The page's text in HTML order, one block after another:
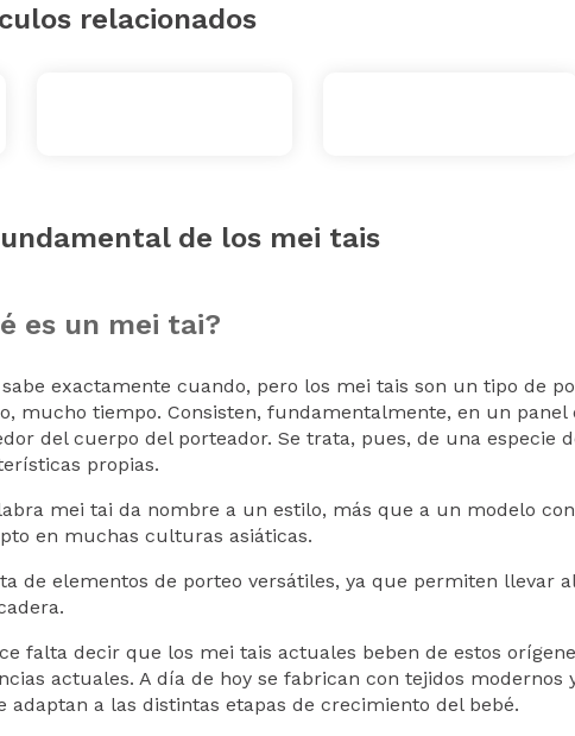
relacionados
de los mei tais
es un mei tai?
sabe exactamente cuando, pero los mei tais son un tipo de
mucho tiempo. Consisten, fundamentalmente, en un
del cuerpo del porteador. Se trata, pues, de una especie
propias.
mei tai da nombre a un estilo, más que a un modelo
en muchas culturas asiáticas.
de elementos de porteo versátiles, ya que permiten llevar
falta decir que los mei tais actuales beben de estos
actuales. A día de hoy se fabrican con tejidos
adaptan a las distintas etapas de crecimiento del bebé.